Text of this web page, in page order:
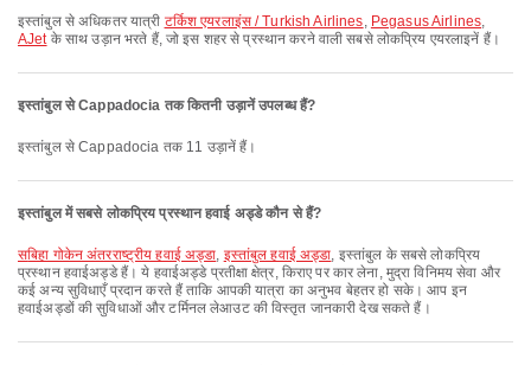
इस्तांबुल से अधिकतर यात्री टर्किश एयरलाइंस / Turkish Airlines, Pegasus Airlines,
AJetके साथ उड़ान भरते हैं, जो इस शहर से प्रस्थान करने वाली सबसे लोकप्रिय एयरलाइनें हैं।
इस्तांबुल से Cappadocia तक कितनी उड़ानें उपलब्ध हैं?
इस्तांबुल से Cappadocia तक 11 उड़ानें हैं।
इस्तांबुल में सबसे लोकप्रिय प्रस्थान हवाई अड्डे कौन से हैं?
सबिहा गोकेन अंतरराष्ट्रीय हवाई अड्डा, इस्तांबुल हवाई अड्डा, इस्तांबुल के सबसे लोकप्रिय
प्रस्थान हवाईअड्डे हैं। ये हवाईअड्डे प्रतीक्षा क्षेत्र, किराए पर कार लेना, मुद्रा विनिमय सेवा और
कई अन्य सुविधाएँ प्रदान करते हैं ताकि आपकी यात्रा का अनुभव बेहतर हो सके। आप इन
हवाईअड्डों की सुविधाओं और टर्मिनल लेआउट की विस्तृत जानकारी देख सकते हैं।